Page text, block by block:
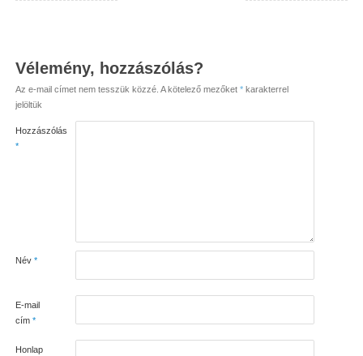
Vélemény, hozzászólás?
Az e-mail címet nem tesszük közzé. A kötelező mezőket *karakterrel
jelöltük
Hozzászólás
*
Név *
E-mail
cím *
Honlap